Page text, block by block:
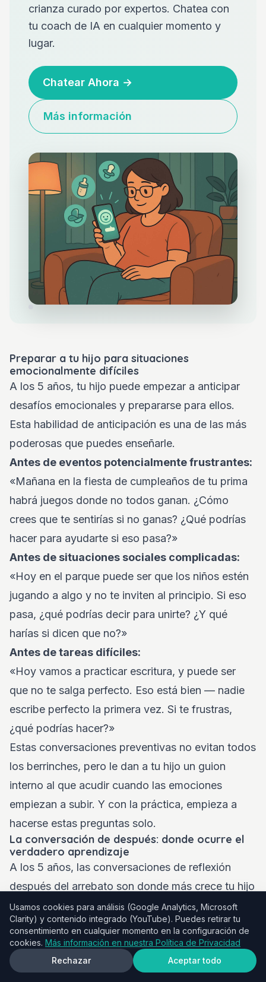
crianza curado por expertos. Chatea con
tu coach de IA en cualquier momento y
lugar.
Chatear Ahora →
Más información
Preparar a tu hijo para situaciones
emocionalmente difíciles
A los 5 años, tu hijo puede empezar a anticipar
desafíos emocionales y prepararse para ellos.
Esta habilidad de anticipación es una de las más
poderosas que puedes enseñarle.
Antes de eventos potencialmente frustrantes:
«Mañana en la fiesta de cumpleaños de tu prima
habrá juegos donde no todos ganan. ¿Cómo
crees que te sentirías si no ganas? ¿Qué podrías
hacer para ayudarte si eso pasa?»
Antes de situaciones sociales complicadas:
«Hoy en el parque puede ser que los niños estén
jugando a algo y no te inviten al principio. Si eso
pasa, ¿qué podrías decir para unirte? ¿Y qué
harías si dicen que no?»
Antes de tareas difíciles:
«Hoy vamos a practicar escritura, y puede ser
que no te salga perfecto. Eso está bien — nadie
escribe perfecto la primera vez. Si te frustras,
¿qué podrías hacer?»
Estas conversaciones preventivas no evitan todos
los berrinches, pero le dan a tu hijo un guion
interno al que acudir cuando las emociones
empiezan a subir. Y con la práctica, empieza a
hacerse estas preguntas solo.
La conversación de después: donde ocurre el
verdadero aprendizaje
A los 5 años, las conversaciones de reflexión
después del arrebato son donde más crece tu hijo
emocionalmente. Espera a que esté
completamente calmado — pueden pasar 20
minutos o dos horas — y entonces abre el
espacio.
Usamos cookies para análisis (Google Analytics, Microsoft
Clarity) y contenido integrado (YouTube). Puedes retirar tu
consentimiento en cualquier momento en la configuración de
cookies. Más información en nuestra Política de Privacidad
Rechazar
Aceptar todo